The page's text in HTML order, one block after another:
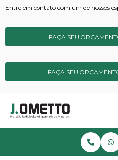
Entre em contato com um de nossos
FAÇA SEU
FAÇA SEU